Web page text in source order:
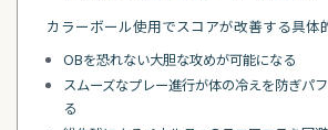
カラーボール使用でスコアが改善する具体
OBを恐れない大胆な攻めが可能になる
スムーズなプレー進行が体の冷えを防ぎパ
る